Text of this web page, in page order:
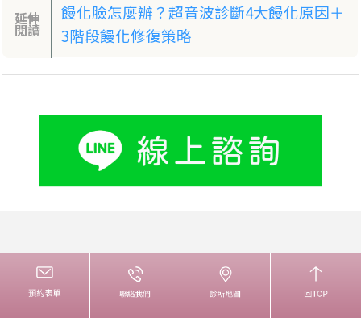
延伸
閱讀
饅化臉怎麼辦？超音波診斷4大饅化原因＋
3階段饅化修復策略